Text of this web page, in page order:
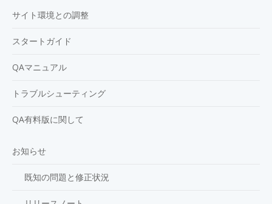
サイト環境との調整
スタートガイド
QAマニュアル
トラブルシューティング
QA有料版に関して
お知らせ
既知の問題と修正状況